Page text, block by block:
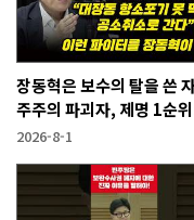
장동혁은 보수의 탈을 쓴
주주의 파괴자, 제명 1순
2026-8-1